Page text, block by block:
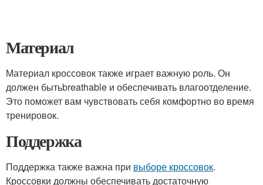
Материал
Материал кроссовок также играет важную роль. Он
должен бытьbreathable и обеспечивать влагоотделение.
Это поможет вам чувствовать себя комфортно во время
тренировок.
Поддержка
Поддержка также важна при выборе кроссовок.
Кроссовки должны обеспечивать достаточную